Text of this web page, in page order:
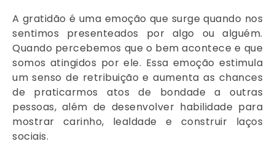
A gratidão é uma emoção que surge quando nos
sentimos presenteados por algo ou alguém.
Quando percebemos que o bem acontece e que
somos atingidos por ele. Essa emoção estimula
um senso de retribuição e aumenta as chances
de praticarmos atos de bondade a outras
pessoas, além de desenvolver habilidade para
mostrar carinho, lealdade e construir laços
sociais.